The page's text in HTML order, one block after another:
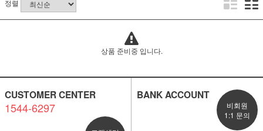
정렬
상품 준비중 입니다.
CUSTOMER CENTER
1544-6297
BANK ACCOUNT
비회원
1:1 문의